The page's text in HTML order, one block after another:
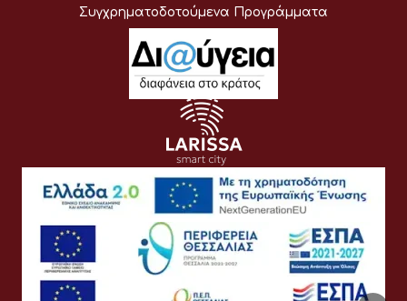
Συγχρηματοδοτούμενα Προγράμματα